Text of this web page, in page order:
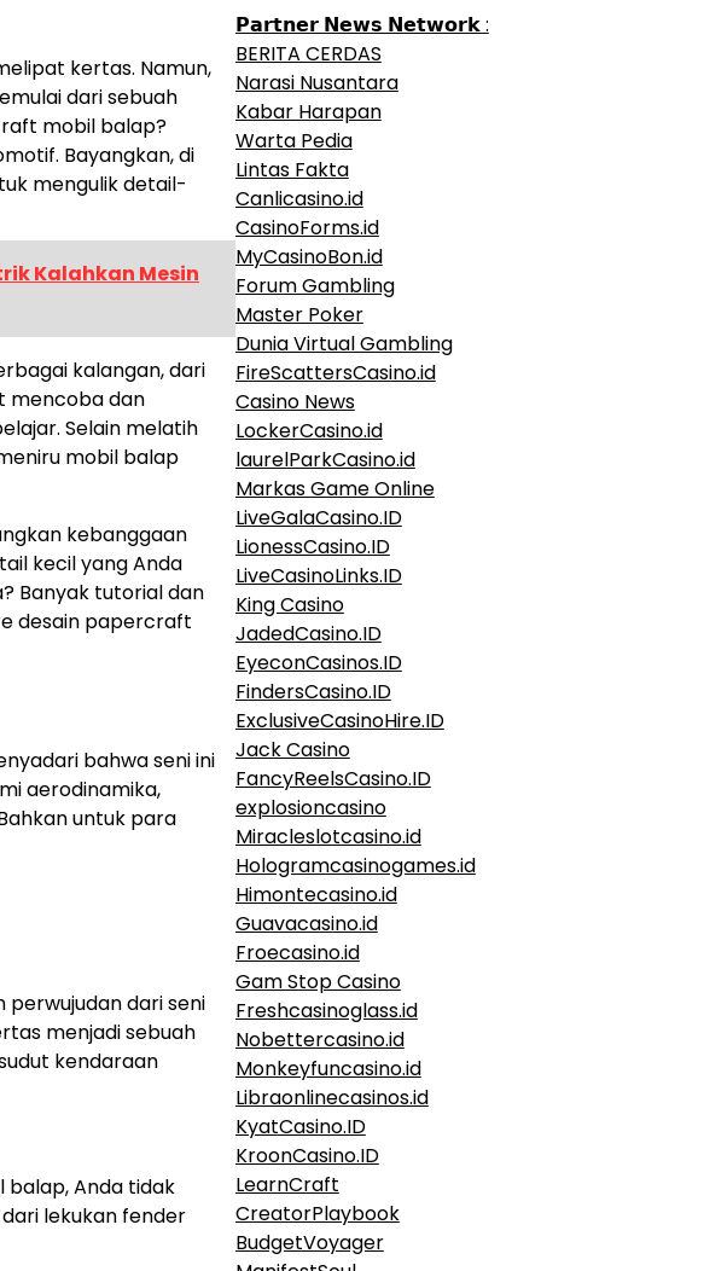
kertas. Namun,
dari sebuah
mobil balap?
Bayangkan, di
mengulik detail-
Kalahkan Mesin
kalangan, dari
mencoba dan
Selain melatih
mobil balap
kebanggaan
kecil yang Anda
Banyak tutorial dan
desain papercraft
bahwa seni ini
aerodinamika,
untuk para
dari seni
menjadi sebuah
kendaraan
Anda tidak
lekukan fender
𝗣𝗮𝗿𝘁𝗻𝗲𝗿 𝗡𝗲𝘄𝘀 𝗡𝗲𝘁𝘄𝗼𝗿𝗸 :
BERITA CERDAS
Narasi Nusantara
Kabar Harapan
Warta Pedia
Lintas Fakta
Canlicasino.id
CasinoForms.id
MyCasinoBon.id
Forum Gambling
Master Poker
Dunia Virtual Gambling
FireScattersCasino.id
Casino News
LockerCasino.id
laurelParkCasino.id
Markas Game Online
LiveGalaCasino.ID
LionessCasino.ID
LiveCasinoLinks.ID
King Casino
JadedCasino.ID
EyeconCasinos.ID
FindersCasino.ID
ExclusiveCasinoHire.ID
Jack Casino
FancyReelsCasino.ID
explosioncasino
Miracleslotcasino.id
Hologramcasinogames.id
Himontecasino.id
Guavacasino.id
Froecasino.id
Gam Stop Casino
Freshcasinoglass.id
Nobettercasino.id
Monkeyfuncasino.id
Libraonlinecasinos.id
KyatCasino.ID
KroonCasino.ID
LearnCraft
CreatorPlaybook
BudgetVoyager